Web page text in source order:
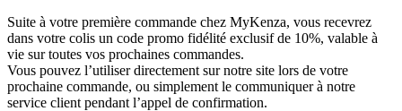
Suite à votre première commande chez MyKenza, vous recevrez
dans votre colis un code promo fidélité exclusif de 10%, valable à
vie sur toutes vos prochaines commandes.
Vous pouvez l’utiliser directement sur notre site lors de votre
prochaine commande, ou simplement le communiquer à notre
service client pendant l’appel de confirmation.